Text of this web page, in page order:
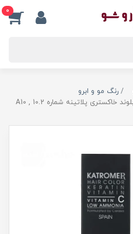
0
رنگ مو و ابرو
رنگ مو کاترومر گروه خاکستری رنگ بلوند خاکستری پلاتینه شماره A10 , 10.2